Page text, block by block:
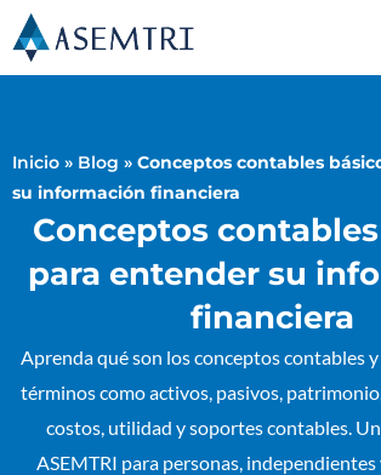
al
Inicio » Blog » Conceptos contables
su información financiera
Conceptos
para entender su
financiera
Aprenda qué son los conceptos contables
términos como activos, pasivos,
costos, utilidad y soportes contables.
ASEMTRI para personas, independientes